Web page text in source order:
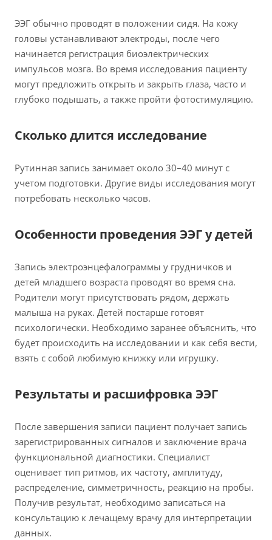
ЭЭГ обычно проводят в положении сидя. На кожу
головы устанавливают электроды, после чего
начинается регистрация биоэлектрических
импульсов мозга. Во время исследования пациенту
могут предложить открыть и закрыть глаза, часто и
глубоко подышать, а также пройти фотостимуляцию.
Сколько длится исследование
Рутинная запись занимает около 30–40 минут с
учетом подготовки. Другие виды исследования могут
потребовать несколько часов.
Особенности проведения ЭЭГ у детей
Запись электроэнцефалограммы у грудничков и
детей младшего возраста проводят во время сна.
Родители могут присутствовать рядом, держать
малыша на руках. Детей постарше готовят
психологически. Необходимо заранее объяснить, что
будет происходить на исследовании и как себя вести,
взять с собой любимую книжку или игрушку.
Результаты и расшифровка ЭЭГ
После завершения записи пациент получает запись
зарегистрированных сигналов и заключение врача
функциональной диагностики. Специалист
оценивает тип ритмов, их частоту, амплитуду,
распределение, симметричность, реакцию на пробы.
Получив результат, необходимо записаться на
консультацию к лечащему врачу для интерпретации
данных.